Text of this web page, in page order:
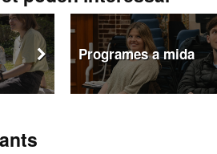
Programes a mida